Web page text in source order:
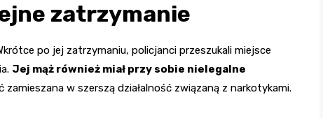
zatrzymanie
po jej zatrzymaniu, policjanci przeszukali miejsce
Jej mąż również miał przy sobie nielegalne
w szerszą działalność związaną z narkotykami.